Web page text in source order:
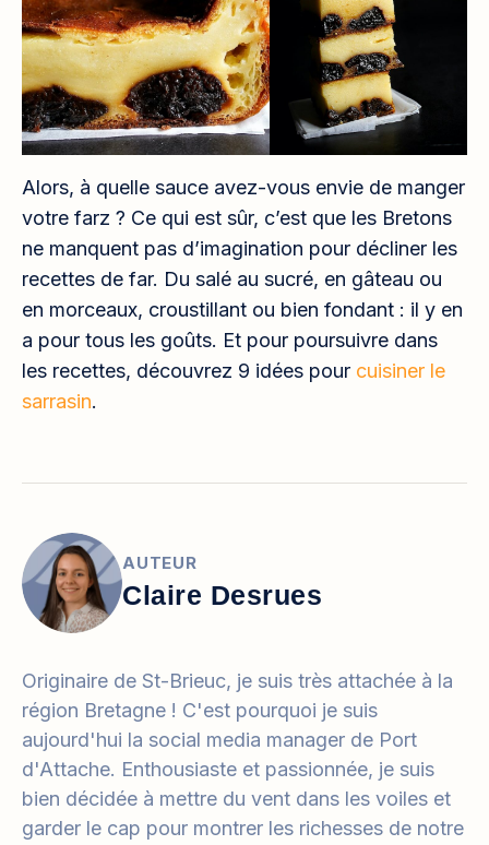
Alors, à quelle sauce avez-vous envie de manger
votre farz ? Ce qui est sûr, c’est que les Bretons
ne manquent pas d’imagination pour décliner les
recettes de far. Du salé au sucré, en gâteau ou
en morceaux, croustillant ou bien fondant : il y en
a pour tous les goûts. Et pour poursuivre dans
les recettes, découvrez 9 idées pour cuisiner le
sarrasin.
AUTEUR
Claire Desrues
Originaire de St-Brieuc, je suis très attachée à la
région Bretagne ! C'est pourquoi je suis
aujourd'hui la social media manager de Port
d'Attache. Enthousiaste et passionnée, je suis
bien décidée à mettre du vent dans les voiles et
garder le cap pour montrer les richesses de notre